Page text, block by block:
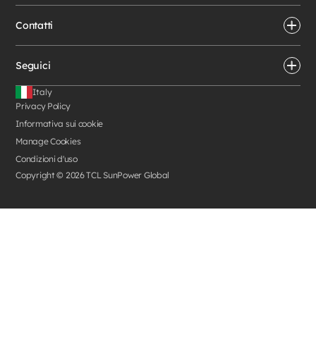
Contatti
Seguici
Privacy Policy
Informativa sui cookie
Manage Cookies
Condizioni d'uso
Copyright © 2026 TCL SunPower Global
Italy